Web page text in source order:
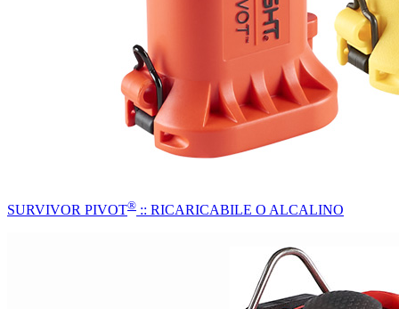
SURVIVOR PIVOT® :: RICARICABILE O ALCALINO